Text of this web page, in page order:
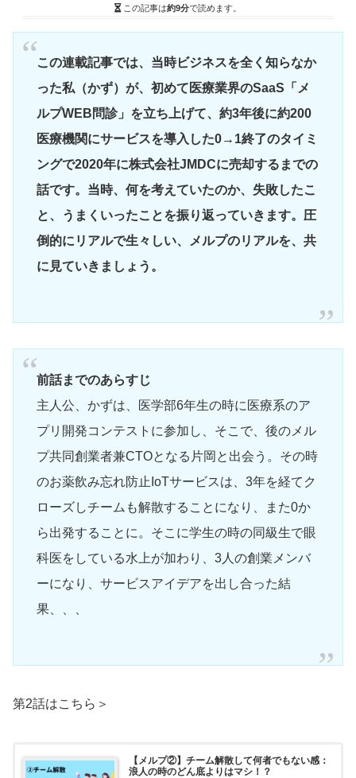
この記事は約9分で読めます。
この連載記事では、当時ビジネスを全く知らなか
った私（かず）が、初めて医療業界のSaaS「メ
ルプWEB問診」を立ち上げて、約3年後に約200
医療機関にサービスを導入した0→1終了のタイミ
ングで2020年に株式会社JMDCに売却するまでの
話です。当時、何を考えていたのか、失敗したこ
と、うまくいったことを振り返っていきます。圧
倒的にリアルで生々しい、メルプのリアルを、共
に見ていきましょう。
前話までのあらすじ
主人公、かずは、医学部6年生の時に医療系のア
プリ開発コンテストに参加し、そこで、後のメル
プ共同創業者兼CTOとなる片岡と出会う。その時
のお薬飲み忘れ防止IoTサービスは、3年を経てク
ローズしチームも解散することになり、また0か
ら出発することに。そこに学生の時の同級生で眼
科医をしている水上が加わり、3人の創業メンバ
ーになり、サービスアイデアを出し合った結
果、、、
第2話はこちら＞
【メルプ②】チーム解散して何者でもない感：
浪人の時のどん底よりはマシ！？